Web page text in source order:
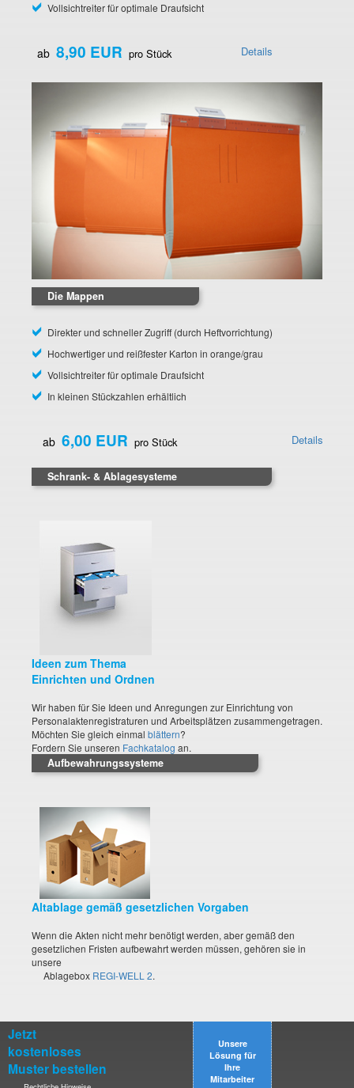
Vollsichtreiter für optimale Draufsicht
ab 8,90 EUR pro Stück Details
Die Mappen
Direkter und schneller Zugriff (durch Heftvorrichtung)
Hochwertiger und reißfester Karton in orange/grau
Vollsichtreiter für optimale Draufsicht
In kleinen Stückzahlen erhältlich
ab 6,00 EUR pro Stück Details
Schrank- & Ablagesysteme
Ideen zum Thema
Einrichten und Ordnen
Wir haben für Sie Ideen und Anregungen zur Einrichtung von
Personalaktenregistraturen und Arbeitsplätzen zusammengetragen.
Möchten Sie gleich einmal blättern?
Fordern Sie unseren Fachkatalog an.
Aufbewahrungssysteme
Altablage gemäß gesetzlichen Vorgaben
Wenn die Akten nicht mehr benötigt werden, aber gemäß den
gesetzlichen Fristen aufbewahrt werden müssen, gehören sie in
unsere
Ablagebox REGI-WELL 2.
Jetzt
kostenloses
Muster bestellen
Unsere
Lösung für
Ihre
Mitarbeiter